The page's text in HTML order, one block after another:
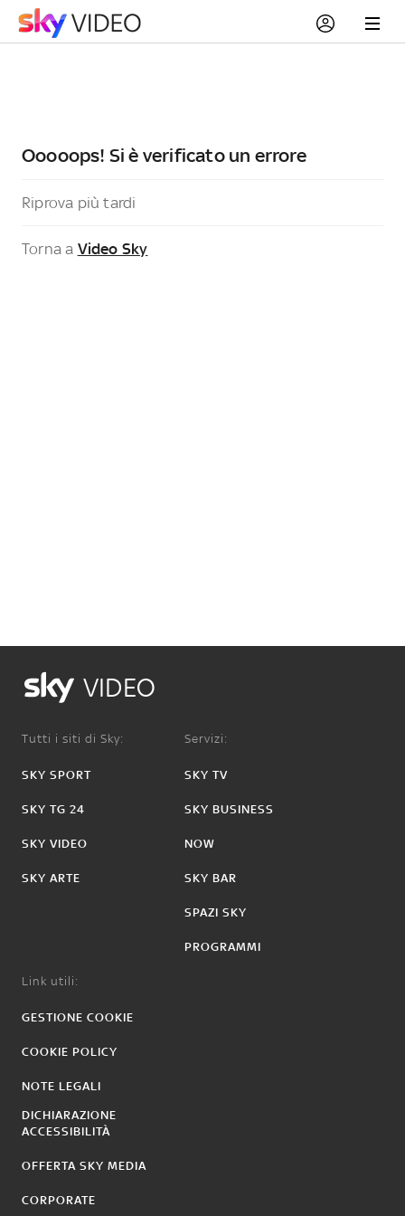
Ooooops! Si è verificato un errore
Riprova più tardi
Torna a Video Sky
VIDEO
Tutti i siti di Sky:
SKY SPORT
SKY TG 24
SKY VIDEO
SKY ARTE
Servizi:
SKY TV
SKY BUSINESS
NOW
SKY BAR
SPAZI SKY
PROGRAMMI
Link utili:
GESTIONE COOKIE
COOKIE POLICY
NOTE LEGALI
DICHIARAZIONE
ACCESSIBILITÀ
OFFERTA SKY MEDIA
CORPORATE